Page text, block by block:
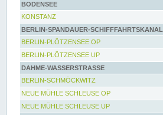
BODENSEE
KONSTANZ
BERLIN-SPANDAUER-SCHIFFFAHRTSKANAL
BERLIN-PLÖTZENSEE OP
BERLIN-PLÖTZENSEE UP
DAHME-WASSERSTRASSE
BERLIN-SCHMÖCKWITZ
NEUE MÜHLE SCHLEUSE OP
NEUE MÜHLE SCHLEUSE UP